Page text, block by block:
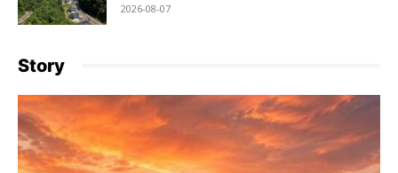
2026-08-07
Story